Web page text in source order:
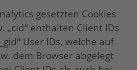
gesetzten Cookies
„cid“ enthalten Client IDs
User IDs, welche auf
dem Browser abgelegt